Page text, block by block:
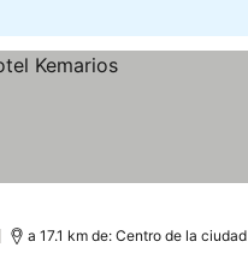
a 17.1 km de: Centro de la ciudad